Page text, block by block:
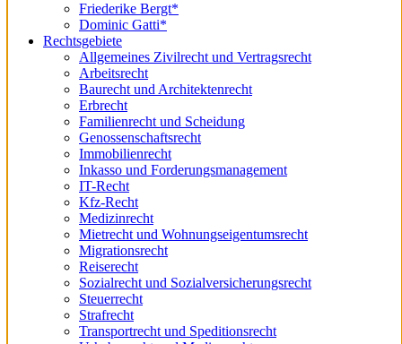
Friederike Bergt*
Dominic Gatti*
Rechtsgebiete
Allgemeines Zivilrecht und Vertragsrecht
Arbeitsrecht
Baurecht und Architektenrecht
Erbrecht
Familienrecht und Scheidung
Genossenschaftsrecht
Immobilienrecht
Inkasso und Forderungsmanagement
IT-Recht
Kfz-Recht
Medizinrecht
Mietrecht und Wohnungseigentumsrecht
Migrationsrecht
Reiserecht
Sozialrecht und Sozialversicherungsrecht
Steuerrecht
Strafrecht
Transportrecht und Speditionsrecht